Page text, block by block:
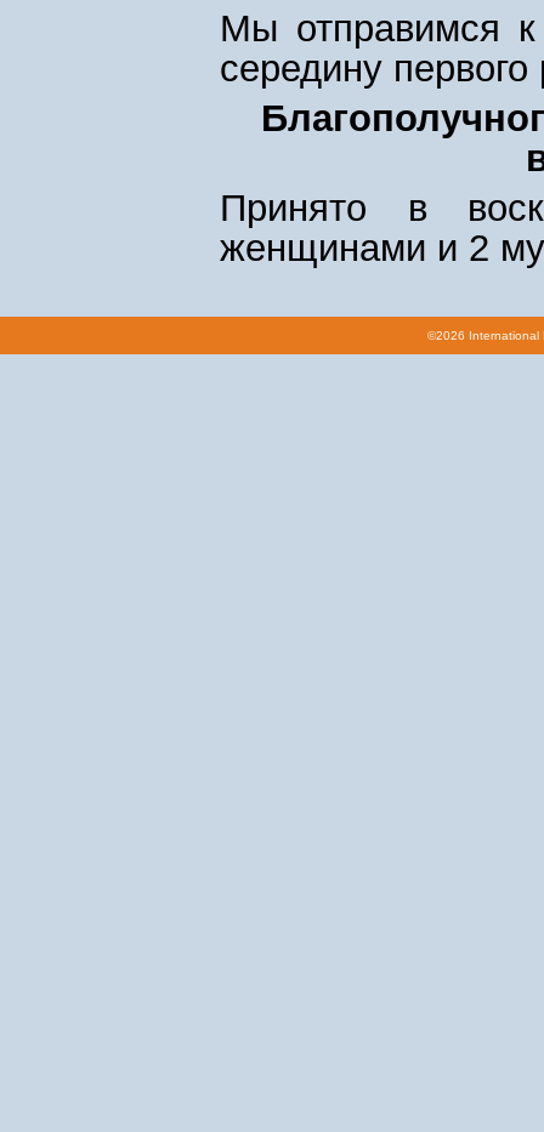
Мы отправимся
середину
Принято в
женщинами и 2
©2026 International